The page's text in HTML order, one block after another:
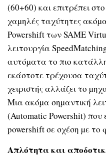
(60+60) και επιτρέπει
χαµηλές ταχύτητες
Powershift των SAME
λειτουργία
αυτόµατα το πιο
εκάστοτε τρέχουσα
χειριστής αλλάζει το
Μια ακόµα σηµαντική
(Automatic Powershit) που
powershift σε σχέση µε το
Απλότητα και